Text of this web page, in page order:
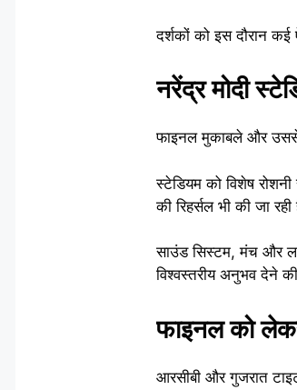
दर्शकों को इस दौरान
नरेंद्र मोदी
फाइनल मुकाबले और उससे
स्टेडियम को विशेष
की रिहर्सल भी की जा
साउंड सिस्टम, मंच और
विश्वस्तरीय अनुभव देने
फाइनल को
आरसीबी और गुजरात